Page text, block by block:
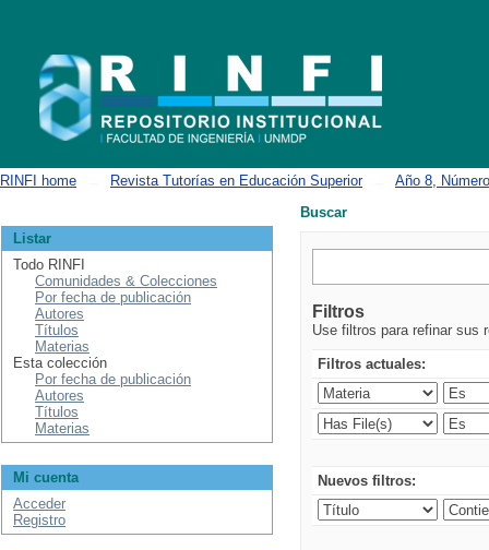
RINFI home Revista Tutorías en Educación Superior
Año 8,
Buscar
Filtros
Use filtros para refinar sus
Filtros actuales:
Nuevos filtros:
Listar
Todo RINFI
Comunidades & Colecciones
Por fecha de publicación
Autores
Títulos
Materias
Esta colección
Por fecha de publicación
Autores
Títulos
Materias
Mi cuenta
Acceder
Registro